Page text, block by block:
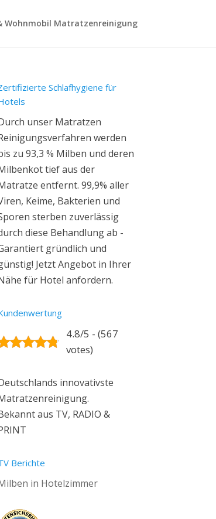
Wohnmobil Matratzenreinigung
Schlafhygiene für
unser Matratzen
werden
zu 93,3 % Milben und deren
tief aus der
entfernt. 99,9% aller
Keime, Bakterien und
sterben zuverlässig
diese Behandlung ab -
gründlich und
Jetzt Angebot in Ihrer
für Hotel anfordern.
4.8/5 - (567
votes)
innovativste
aus TV, RADIO &
Berichte
in Hotelzimmer